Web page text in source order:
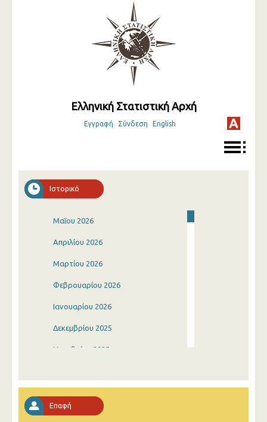
Ελληνική Στατιστική Αρχή
Εγγραφή Σύνδεση English
Ιστορικό
Μαΐου 2026
Απριλίου 2026
Μαρτίου 2026
Φεβρουαρίου 2026
Ιανουαρίου 2026
Δεκεμβρίου 2025
Νοεμβρίου 2025
Αυγούστου 2025
Επαφή